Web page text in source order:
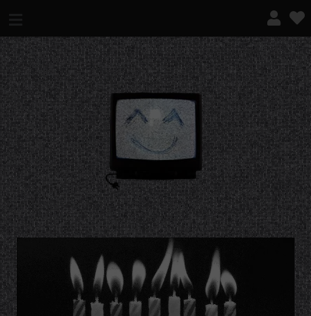
¿QUÉ ES ESTO?